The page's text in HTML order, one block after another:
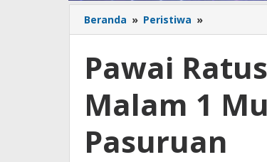
Beranda » Peristiwa »
Ratusan
Meriahkan
Malam
1
Muharram
Hijriah
di
Pawai
Malam 1
Pasuruan